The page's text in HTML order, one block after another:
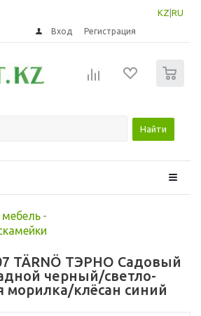
KZ RU
Вход Регистрация
Найти
-
TÄRNÖ ТЭРНО Садовый
черный/светло-
морилка/клёсан синий